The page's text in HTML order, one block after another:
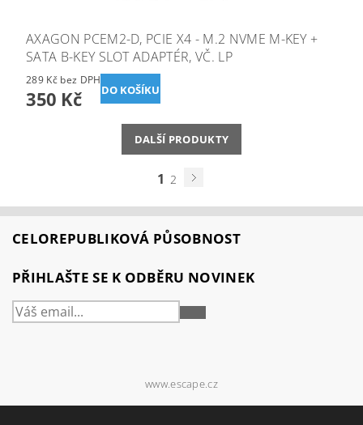
AXAGON PCEM2-D, PCIE X4 - M.2 NVME M-KEY +
SATA B-KEY SLOT ADAPTÉR, VČ. LP
289 Kč bez DPH
350 Kč
DALŠÍ PRODUKTY
1 2
CELOREPUBLIKOVÁ PŮSOBNOST
PŘIHLAŠTE SE K ODBĚRU NOVINEK
PŘIHLÁSIT
www.escape.cz